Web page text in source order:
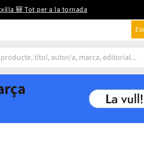
🎒 Tot per a la tornada